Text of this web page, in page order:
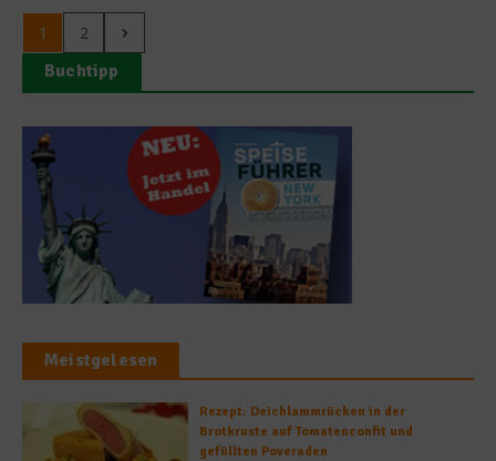
1 2
Buchtipp
Meistgelesen
Rezept: Deichlammrücken in der
Brotkruste auf Tomatenconfit und
gefüllten Poveraden